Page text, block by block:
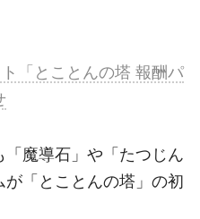
「とことんの塔 報酬パ
「魔導石」や「たつじん
が「とことんの塔」の初